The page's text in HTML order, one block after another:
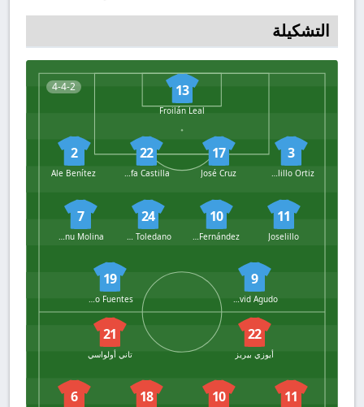
التشكيلة
4-4-2 13
Froilán Leal
3
Manolillo Ortiz
17
José Cruz
22
Rafa Castilla
2
Ale Benítez
11
Joselillo
10
24
7
Manu Molina
9
David Agudo
19
Hugo Fuentes
22
أيوزي بيريز
21
تاني أولواسي
11
10
18
6